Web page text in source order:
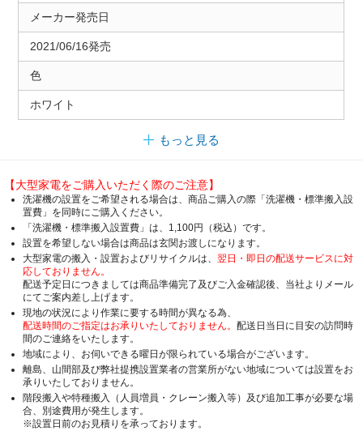
メーカー発売日
2021/06/16発売
色
ホワイト
もっと見る
【大型家電をご購入いただく際のご注意】
洗濯機の設置をご希望される場合は、商品ご購入の際「洗濯機・標準搬入設
置費」を同時にご購入ください。
「洗濯機・標準搬入設置費」は、1,100円（税込）です。
設置を希望しない場合は商品は玄関お渡しになります。
大型家電の搬入・設置およびリサイクルは、 翌日・即日の配送サービスに対
応しておりません。
配送予定日につきましては商品準備完了及びご入金確認後、当社よりメール
にてご案内差し上げます。
現地の状況により作業に要する時間が異なる為、
配送時間のご指定はお承りいたしておりません。 配送日当日に目安の訪問時
間のご連絡をいたします。
地域により、お伺いできる曜日が限られている場合がございます。
離島、山間部及び弊社提携設置業者の営業所がない地域については設置をお
承りいたしておりません。
階段搬入や特種搬入（人員増員・クレーン搬入等）及び追加工事が必要な場
合、別途費用が発生します。
※設置日前のお見積りを承っております。